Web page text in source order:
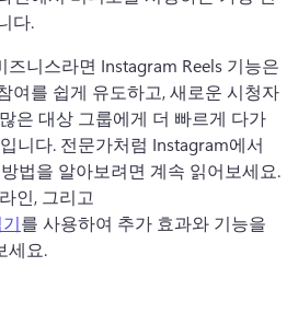
다.
니스라면 Instagram Reels 기능은
여를 쉽게 유도하고, 새로운 시청자
은 대상 그룹에게 더 빠르게 다가
니다. 전문가처럼 Instagram에서
인, 그리고
를 사용하여 추가 효과와 기능을
세요.